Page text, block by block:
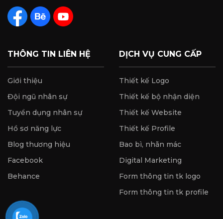
THÔNG TIN LIÊN HỆ
Giới thiệu
Đội ngũ nhân sự
Tuyển dụng nhân sự
Hồ sơ năng lực
Blog thương hiệu
Facebook
Behance
DỊCH VỤ CUNG CẤP
Thiết kế Logo
Thiết kế bộ nhận diện
Thiết kế Website
Thiết kế Profile
Bao bì, nhãn mác
Digital Marketing
Form thông tin tk logo
Form thông tin tk profile